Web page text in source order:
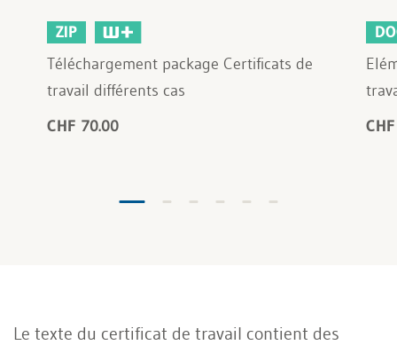
ZIP
Téléchargement package Certificats de
travail différents cas
CHF 70.00
Le texte du certificat de travail contient des